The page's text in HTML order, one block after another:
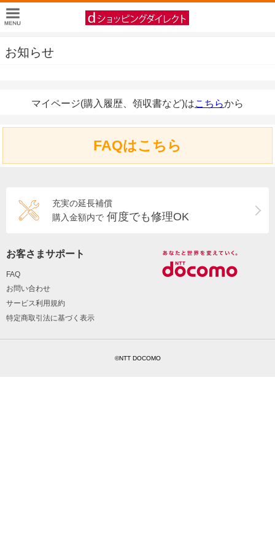
お知らせ
マイページ(購入履歴、領収書など)はこちらから
FAQはこちら
充実の延長補償
購入金額内で 何度でも修理OK
お客さまサポート
FAQ
お問い合わせ
サービス利用規約
特定商取引法に基づく表示
©NTT DOCOMO